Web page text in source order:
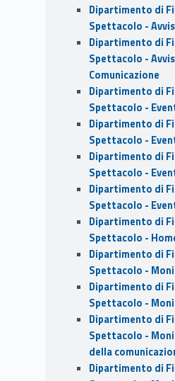
Dipartimento di
Spettacolo -
Dipartimento di
Spettacolo -
Comunicazione
Dipartimento di
Spettacolo -
Dipartimento di
Spettacolo -
Dipartimento di
Spettacolo -
Dipartimento di
Spettacolo -
Dipartimento di
Spettacolo -
Dipartimento di
Spettacolo -
Dipartimento di
Spettacolo -
Dipartimento di
Spettacolo -
della
Dipartimento di